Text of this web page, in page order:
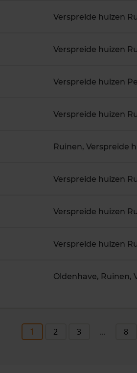
Verspreide huizen
Verspreide huizen
Verspreide huizen
Verspreide huizen
Ruinen, Verspreide
Verspreide huizen
Verspreide huizen
Verspreide huizen
1 2 3 ... 8